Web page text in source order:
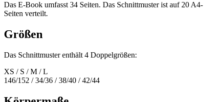
Das E-Book umfasst 34 Seiten. Das Schnittmuster ist auf 20 A4-
Seiten verteilt.
Größen
Das Schnittmuster enthält 4 Doppelgrößen:
XS / S / M / L
146/152 / 34/36 / 38/40 / 42/44